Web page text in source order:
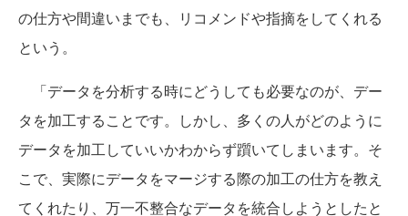
の仕方や間違いまでも、リコメンドや指摘をしてくれる
という。
「データを分析する時にどうしても必要なのが、デー
タを加工することです。しかし、多くの人がどのように
データを加工していいかわからず躓いてしまいます。そ
こで、実際にデータをマージする際の加工の仕方を教え
てくれたり、万一不整合なデータを統合しようとしたと